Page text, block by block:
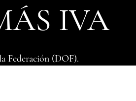
IVA
Federación (DOF).